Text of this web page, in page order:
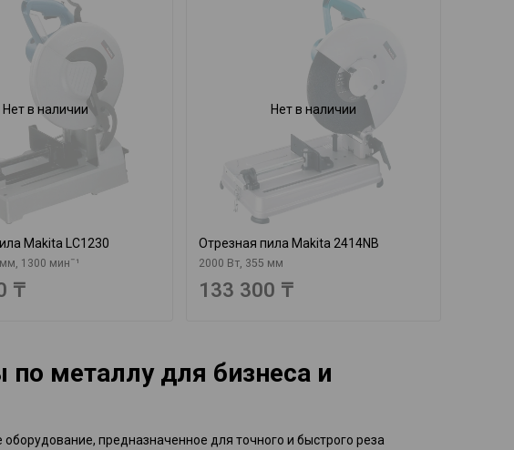
Нет в наличии
Makita LC1230
1300 минˉ¹
₸
Нет в наличии
Отрезная пила Makita 2414NB
2000 Вт, 355 мм
133 300 ₸
металлу для бизнеса и
предназначенное для точного и быстрого реза